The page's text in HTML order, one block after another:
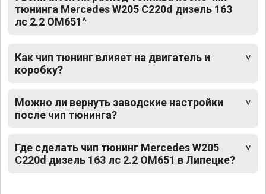
тюнинга Mercedes W205 C220d дизель 163
лс 2.2 OM651^
Как чип тюнинг влияет на двигатель и
коробку?
Можно ли вернуть заводские настройки
после чип тюнинга?
Где сделать чип тюнинг Mercedes W205
C220d дизель 163 лс 2.2 OM651 в Липецке?